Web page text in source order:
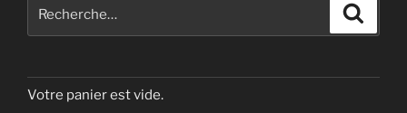
Votre panier est vide.